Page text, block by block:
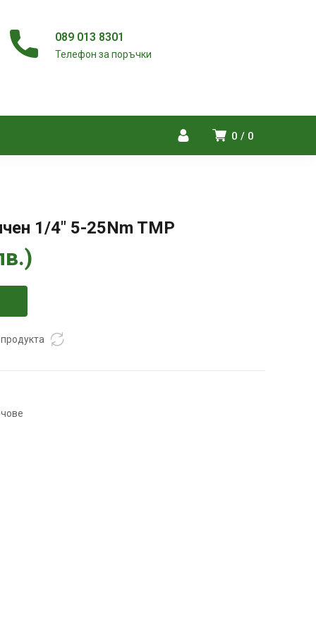
089 013 8301
Телефон за поръчки
0 0
1/4″ 5-25Nm TMP
)